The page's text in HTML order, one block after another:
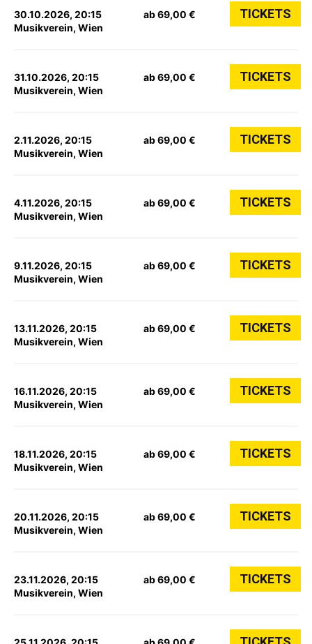
30.10.2026, 20:15
Musikverein, Wien
ab 69,00 € TICKETS
31.10.2026, 20:15
Musikverein, Wien
ab 69,00 € TICKETS
2.11.2026, 20:15
Musikverein, Wien
ab 69,00 € TICKETS
4.11.2026, 20:15
Musikverein, Wien
ab 69,00 € TICKETS
9.11.2026, 20:15
Musikverein, Wien
ab 69,00 € TICKETS
13.11.2026, 20:15
Musikverein, Wien
ab 69,00 € TICKETS
16.11.2026, 20:15
Musikverein, Wien
ab 69,00 € TICKETS
18.11.2026, 20:15
Musikverein, Wien
ab 69,00 € TICKETS
20.11.2026, 20:15
Musikverein, Wien
ab 69,00 € TICKETS
23.11.2026, 20:15
Musikverein, Wien
ab 69,00 € TICKETS